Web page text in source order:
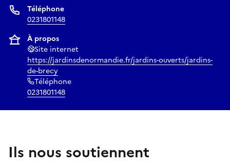
Téléphone
0231801148
À propos
Site internet
https://jardinsdenormandie.fr/jardins-ouverts/jardins-
de-brecy
Téléphone
0231801148
Ils nous soutiennent